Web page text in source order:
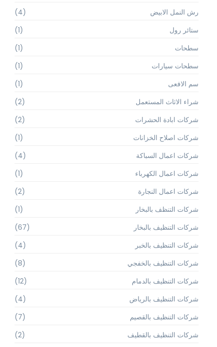
رش النمل الابيض
(4)
ستائر رول
(1)
سطحات
(1)
سطحات سيارات
(1)
سم الافعى
(1)
شراء الاثاث المستعمل
(2)
شركات ابادة الحشرات
(2)
شركات اصلاح الخزانات
(1)
شركات اعمال السباكة
(4)
شركات اعمال الكهرباء
(1)
شركات اعمال النجارة
(2)
شركات التنظف بالبخار
(1)
شركات التنظيف بالبخار
(67)
شركات التنظيف بالخبر
(4)
شركات التنظيف بالخفجي
(8)
شركات التنظيف بالدمام
(12)
شركات التنظيف بالرياض
(4)
شركات التنظيف بالقصيم
(7)
شركات التنظيف بالقطيف
(2)